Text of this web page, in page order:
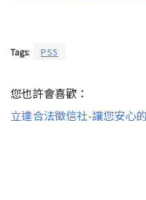
Tags: PS5
您也許會喜歡：
立達合法徵信社-讓您安心